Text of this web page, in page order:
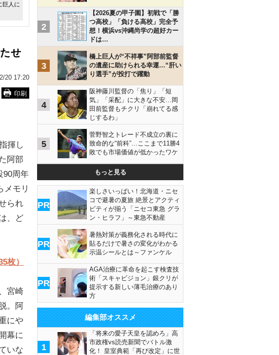
巨人に
せ
20 17:20
印刷
揮し
阿部
90周年
メモリ
られ
、ど
枚）
宮崎
。阿
にや
幕に
いな
2
【2026夏の甲子園】初戦で「勝
つ高校」「負ける高校」完全予
想！横浜vs沖縄尚学の超好カー
ドは…
3
橋上巨人が“不祥事”阿部前監督
の遺産に助けられる幸運…“肝い
り選手”が投打で躍動
4
阪神藤川監督の「焦り」「短
気」「采配」に大きな不安…岡
田前監督もチクリ「崩れてる感
じするわ」
5
菅野智之トレード不成立の裏に
致命的な“前科”…ここまで11勝4
敗でも市場価値が低かったワケ
もっと見る
PR
楽しさいっぱい！北海道・ニセ
コで避暑の夏旅 絶景とアクティ
ビティが揃う「ニセコ東急 グラ
ン・ヒラフ」～東急不動産
PR
暑熱対策が義務化される時代に
貼るだけで暑さの変化がわかる
示温シールとは～ファンケル
PR
AGA治療に革命を起こす検査技
術「スキャビジョン」銀クリが
提示する新しい薄毛治療のあり
方
編集部オススメ
1
「将来の愛子天皇を認めろ」高
市政権vs読売新聞でバトル激
化！ 皇室典範「再び改定」に世